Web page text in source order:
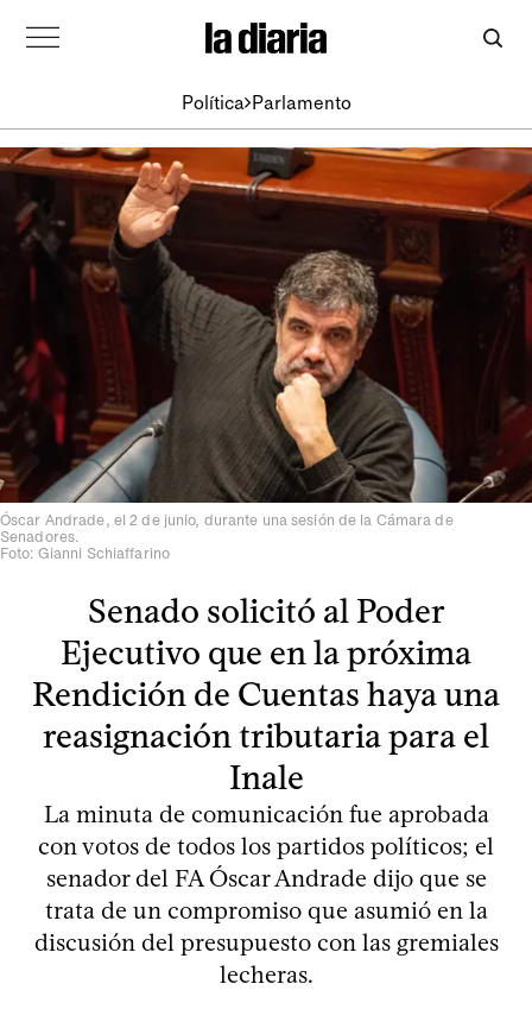
Política Parlamento
Óscar Andrade, el 2 de junio, durante una sesión de la Cámara de
Senadores.
Foto: Gianni Schiaffarino
Senado solicitó al Poder
Ejecutivo que en la próxima
Rendición de Cuentas haya una
reasignación tributaria para el
Inale
La minuta de comunicación fue aprobada
con votos de todos los partidos políticos; el
senador del FA Óscar Andrade dijo que se
trata de un compromiso que asumió en la
discusión del presupuesto con las gremiales
lecheras.